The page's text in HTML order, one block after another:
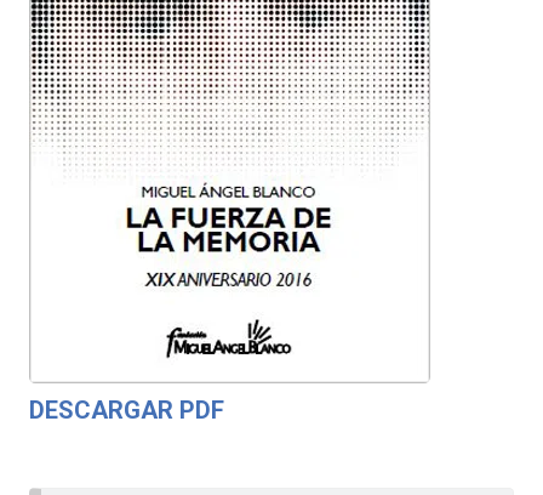
DESCARGAR PDF